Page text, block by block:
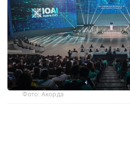
Фото: Акорда